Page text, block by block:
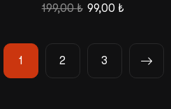
199,00₺ 99,00 ₺
1 2 3